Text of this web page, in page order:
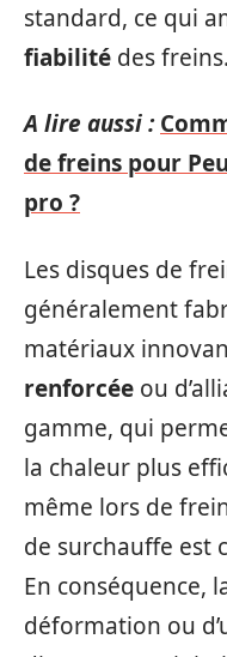
standard, ce qui
fiabilité des freins.
A lire aussi :
de freins pour
pro ?
Les disques de
généralement
matériaux
renforcée ou
gamme, qui
la chaleur plus
même lors de
de surchauffe est
En conséquence,
déformation ou